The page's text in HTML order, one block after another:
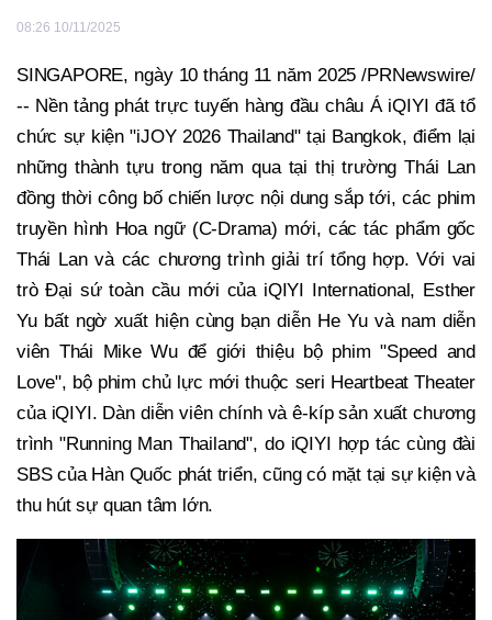
08:26 10/11/2025
SINGAPORE, ngày 10 tháng 11 năm 2025 /PRNewswire/
-- Nền tảng phát trực tuyến hàng đầu châu Á iQIYI đã tổ
chức sự kiện "iJOY 2026 Thailand" tại Bangkok, điểm lại
những thành tựu trong năm qua tại thị trường Thái Lan
đồng thời công bố chiến lược nội dung sắp tới, các phim
truyền hình Hoa ngữ (C-Drama) mới, các tác phẩm gốc
Thái Lan và các chương trình giải trí tổng hợp. Với vai
trò Đại sứ toàn cầu mới của iQIYI International, Esther
Yu bất ngờ xuất hiện cùng bạn diễn He Yu và nam diễn
viên Thái Mike Wu để giới thiệu bộ phim "Speed and
Love", bộ phim chủ lực mới thuộc seri Heartbeat Theater
của iQIYI. Dàn diễn viên chính và ê-kíp sản xuất chương
trình "Running Man Thailand", do iQIYI hợp tác cùng đài
SBS của Hàn Quốc phát triển, cũng có mặt tại sự kiện và
thu hút sự quan tâm lớn.